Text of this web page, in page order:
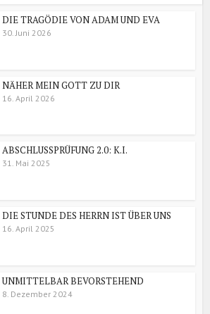
DIE TRAGÖDIE VON ADAM UND EVA
30. Juni 2026
NÄHER MEIN GOTT ZU DIR
16. April 2026
ABSCHLUSSPRÜFUNG 2.0: K.I.
31. Mai 2025
DIE STUNDE DES HERRN IST ÜBER UNS
16. April 2025
UNMITTELBAR BEVORSTEHEND
8. Dezember 2024